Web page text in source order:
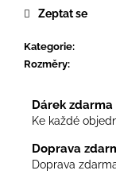
Kategorie:
Rozměry:
Zeptat se
Dárek zdarma
Ke každé
Doprava
Doprava